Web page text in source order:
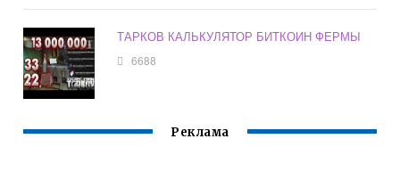
ТАРКОВ КАЛЬКУЛЯТОР БИТКОИН ФЕРМЫ
6688
Реклама